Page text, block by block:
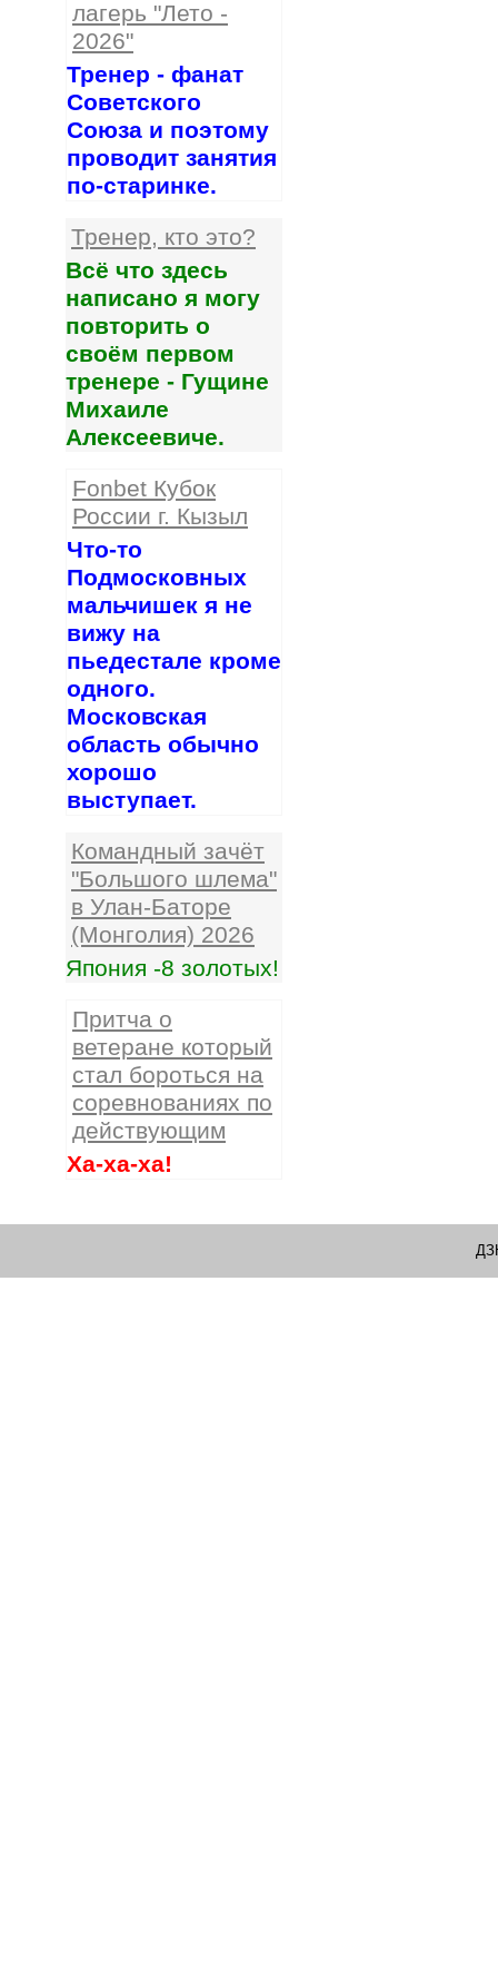
лагерь "Лето -
2026"
Тренер - фанат
Советского
Союза и поэтому
проводит занятия
по-старинке.
Тренер, кто это?
Всё что здесь
написано я могу
повторить о
своём первом
тренере - Гущине
Михаиле
Алексеевиче.
Fonbet Кубок
России г. Кызыл
Что-то
Подмосковных
мальчишек я не
вижу на
пьедестале кроме
одного.
Московская
область обычно
хорошо
выступает.
Командный зачёт
"Большого шлема"
в Улан-Баторе
(Монголия) 2026
Япония -8 золотых!
Притча о
ветеране который
стал бороться на
соревнованиях по
действующим
Ха-ха-ха!